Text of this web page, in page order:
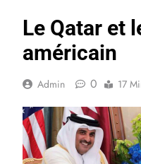
Le Qatar et
américain
Admin 0 17